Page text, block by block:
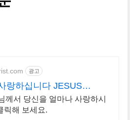
광고
랑하십니다 JESUS
께서 당신을 얼마나 사랑하시
릭해 보세요.